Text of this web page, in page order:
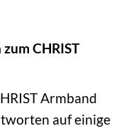
CHRIST
Armband
auf einige